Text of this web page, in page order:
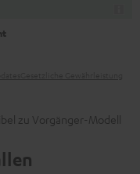
zu Vorgänger-Modell